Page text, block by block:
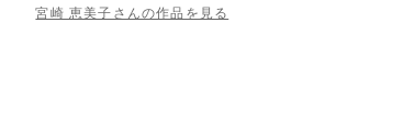
宮崎 恵美子さんの作品を見る